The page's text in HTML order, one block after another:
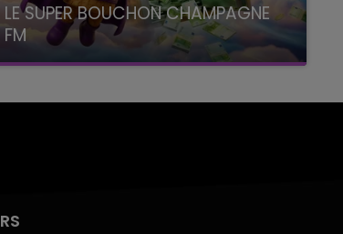
LE SUPER BOUCHON CHAMPAGNE
FM
avec La Famille Champagne FM, à 8H10